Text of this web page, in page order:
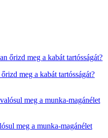
meg a kabát tartósságát?
meg a munka-magánélet